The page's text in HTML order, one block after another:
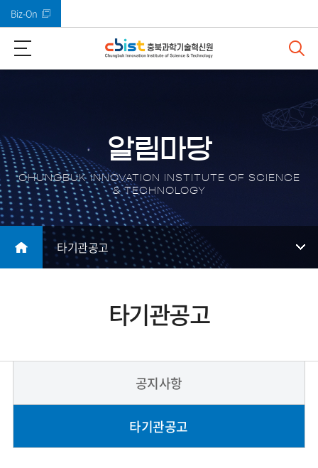
Biz-On
알림마당
CHUNGBUK INNOVATION INSTITUTE OF SCIENCE
& TECHNOLOGY
타기관공고
타기관공고
공지사항
타기관공고